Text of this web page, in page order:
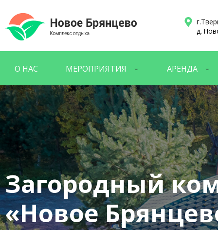
д.
О НАС МЕРОПРИЯТИЯ АРЕНДА
Загородный
«Новое